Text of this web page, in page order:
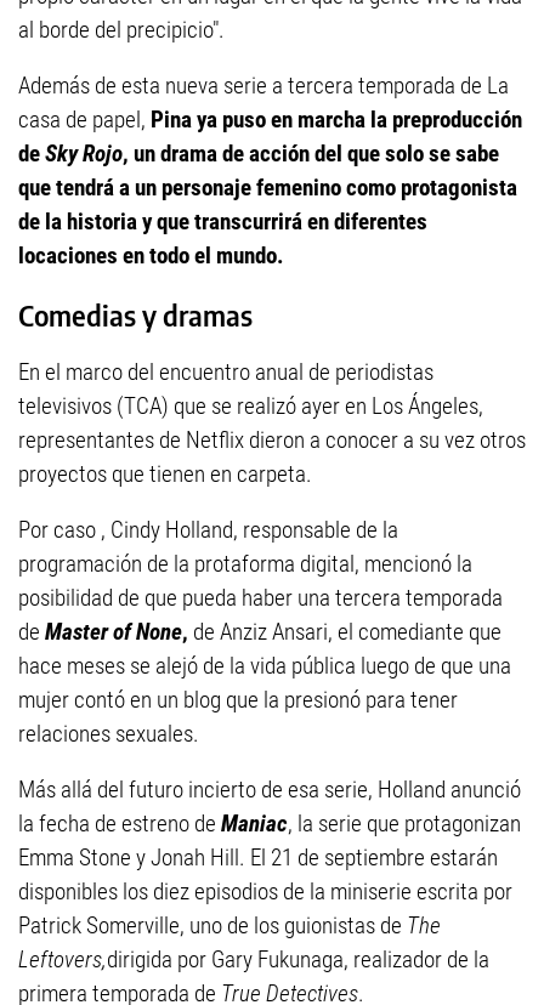
al borde del precipicio".
Además de esta nueva serie a tercera temporada de La
casa de papel, Pina ya puso en marcha la preproducción
deSky Rojo, un drama de acción del que solo se sabe
que tendrá a un personaje femenino como protagonista
de la historia y que transcurrirá en diferentes
locaciones en todo el mundo.
Comedias y dramas
En el marco del encuentro anual de periodistas
televisivos (TCA) que se realizó ayer en Los Ángeles,
representantes de Netflix dieron a conocer a su vez otros
proyectos que tienen en carpeta.
Por caso , Cindy Holland, responsable de la
programación de la protaforma digital, mencionó la
posibilidad de que pueda haber una tercera temporada
de Master of None, de Anziz Ansari, el comediante que
hace meses se alejó de la vida pública luego de que una
mujer contó en un blog que la presionó para tener
relaciones sexuales.
Más allá del futuro incierto de esa serie, Holland anunció
la fecha de estreno de Maniac, la serie que protagonizan
Emma Stone y Jonah Hill. El 21 de septiembre estarán
disponibles los diez episodios de la miniserie escrita por
Patrick Somerville, uno de los guionistas de The
Leftovers,dirigida por Gary Fukunaga, realizador de la
primera temporada de True Detectives.